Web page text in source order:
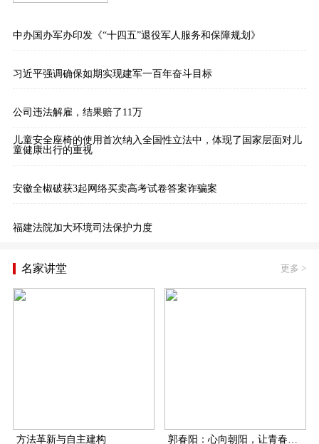
中办国办军办印发《“十四五”退役军人服务和保障规划》
习近平强调确保如期实现建军一百年奋斗目标
公司违法解雇，结果赔了11万
儿童安全座椅的使用首次纳入全国性立法中，体现了国家层面对儿
童健康出行的重视
安徽全椒破获3起网络买卖高考试卷答案诈骗案
福建法院加大环境司法保护力度
名家讲堂 更多 >
方法革新与自主建构